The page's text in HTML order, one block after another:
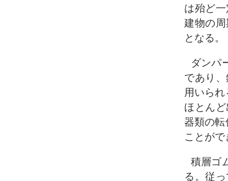
は殆ど
建物の
となる。
ダンパ
であり
用いら
ほとん
器類の
ことがで
積層ゴ
る。従